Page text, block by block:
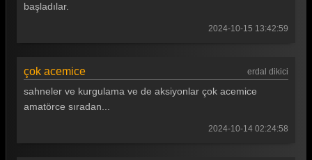
başladılar.
2024-10-15 13:42:59
çok acemice erdal dikici
sahneler ve kurgulama ve de aksiyonlar çok acemice
amatörce sıradan...
2024-10-14 02:24:58